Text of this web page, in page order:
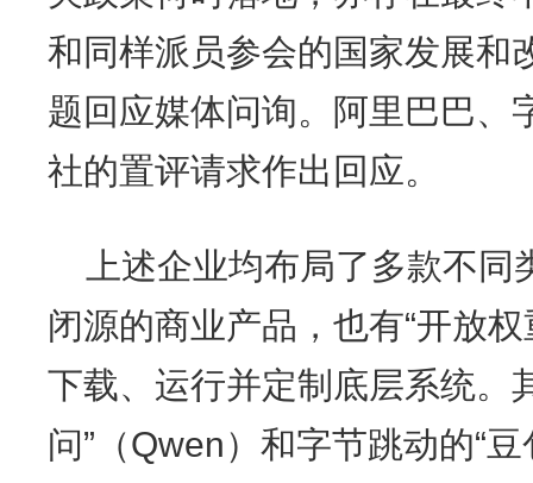
和同样派员参会的国家发展和
题回应媒体问询。阿里巴巴、
社的置评请求作出回应。
上述企业均布局了多款不
闭源的商业产品，也有“开放
下载、运行并定制底层系统。
问”（Qwen）和字节跳动的“